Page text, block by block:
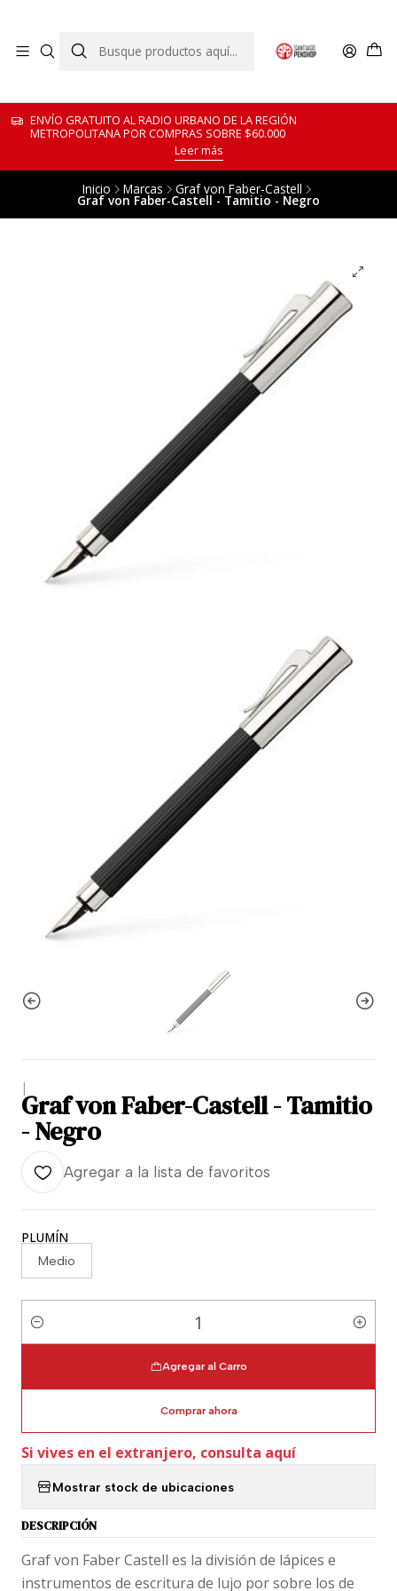
ENVÍO GRATUITO AL RADIO URBANO DE LA REGIÓN
METROPOLITANA POR COMPRAS SOBRE $60.000
Leer más
Inicio Marcas Graf von Faber-Castell
Graf von Faber-Castell - Tamitio - Negro
|
Graf von Faber-Castell - Tamitio
- Negro
Agregar a la lista de favoritos
PLUMÍN
Medio
Cantidad
Agregar al Carro
Comprar ahora
Si vives en el extranjero, consulta aquí
Mostrar stock de ubicaciones
DESCRIPCIÓN
Graf von Faber Castell es la división de lápices e
instrumentos de escritura de lujo por sobre los de